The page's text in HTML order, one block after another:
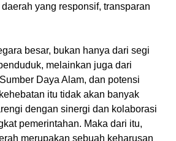
yang responsif, transparan
besar, bukan hanya dari segi
melainkan juga dari
Daya Alam, dan potensi
itu tidak akan banyak
dengan sinergi dan kolaborasi
pemerintahan. Maka dari itu,
merupakan sebuah keharusan